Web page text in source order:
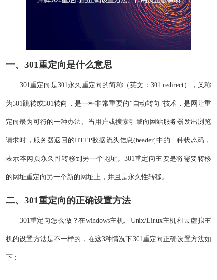
一、 301重定向是什么意思
301重定向是301永久重定向的简称（英文：301 redirect），又称
为301跳转或301转向，是一种非常重要的"自动转向"技术，是网址重
定向最为可行的一种办法。当用户或搜索引擎向网站服务器发出浏览
请求时，服务器返回的HTTP数据流头信息(header)中的一种状态码，
表示本网页永久性转移到另一个地址。301重定向主要是将需要转移
的网址重定向另一个新的网址上，并且是永久性转移。
二、301重定向的正确设置方法
301重定向怎么做？在windows主机、Unix/Linux主机和云虚拟主
机的设置方法是不一样的，在这3种情况下301重定向正确设置方法如
下：